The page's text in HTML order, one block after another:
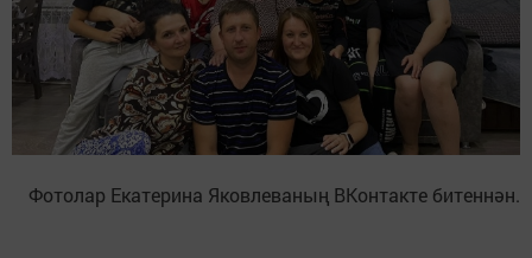
Фотолар Екатерина Яковлеваның ВКонтакте битеннән.